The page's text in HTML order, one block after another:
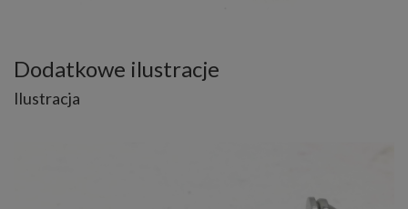
Dodatkowe ilustracje
Ilustracja